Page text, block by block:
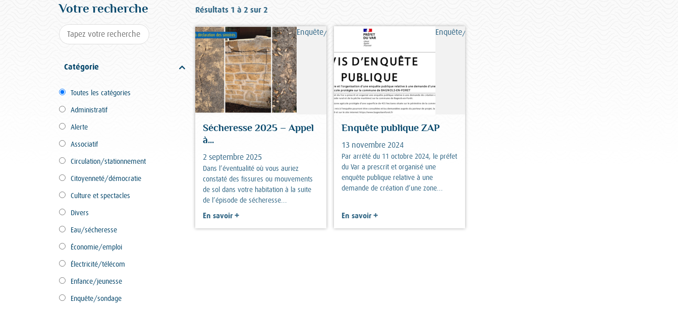
Votre recherche
Catégorie
Toutes les catégories
Administratif
Alerte
Associatif
Circulation/stationnement
Citoyenneté/démocratie
Culture et spectacles
Divers
Eau/sécheresse
Économie/emploi
Électricité/télécom
Enfance/jeunesse
Enquête/sondage
Résultats 1 à 2 sur 2
Enquête/sondage
Sécheresse 2025 – Appel
à...
2 septembre 2025
Dans l’éventualité où vous auriez
constaté des fissures ou mouvements
de sol dans votre habitation à la suite
de l’épisode de sécheresse...
En savoir +
Enquête/sondage
Enquête publique ZAP
13 novembre 2024
Par arrêté du 11 octobre 2024, le préfet
du Var a prescrit et organisé une
enquête publique relative à une
demande de création d’une zone...
En savoir +